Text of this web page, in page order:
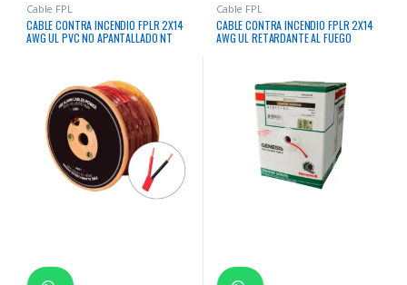
Cable FPL
CABLE CONTRA INCENDIO FPLR 2X14
AWG UL PVC NO APANTALLADO NT
Cable FPL
CABLE CONTRA INCENDIO FPLR 2X14
AWG UL RETARDANTE AL FUEGO